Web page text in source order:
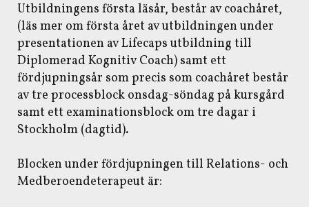
Utbildningens första läsår, består av coachåret,
(läs mer om första året av utbildningen under
presentationen av Lifecaps utbildning till
Diplomerad Kognitiv Coach) samt ett
fördjupningsår som precis som coachåret består
av tre processblock onsdag-söndag på kursgård
samt ett examinationsblock om tre dagar i
Stockholm (dagtid).
Blocken under fördjupningen till Relations- och
Medberoendeterapeut är: